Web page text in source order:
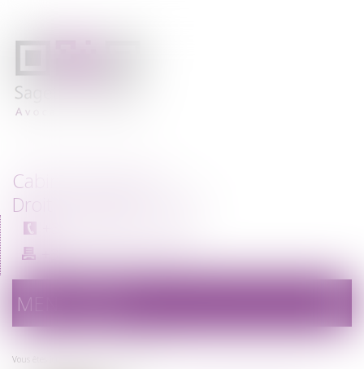
Cabinet d'avocats
Droit immobilier - Paris
+33 (0)1 56 33 72 09
le
menu
MENU
Vous êtes ici :